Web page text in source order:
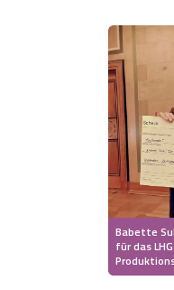
Die
Hoher Kontrast Modus:
Babette
für das